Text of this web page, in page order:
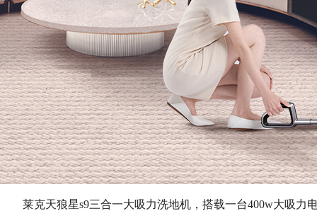
莱克天狼星s9三合一大吸力洗地机，搭载一台400w大吸力